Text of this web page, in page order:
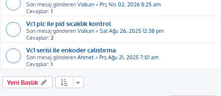
Son mesaj gönderen Volkan « Prş Nis 02, 2026 8:25 am
Cevaplar: 1
Vc1 plc ile pid sıcaklık kontrol
Son mesaj gönderen Volkan « Sal Ağu 26, 2025 12:38 pm
Cevaplar: 2
Vc1 serisi ile enkoder çalıştırma
Son mesaj gönderen Ahmet « Prş Ağu 21, 2025 7:01 am
Cevaplar: 1
Yeni Başlık